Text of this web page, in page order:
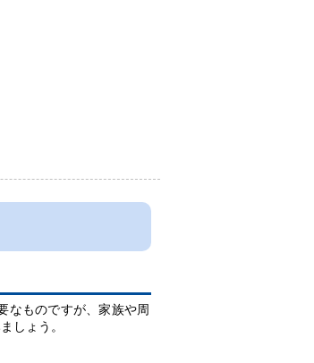
なものですが 、家族や周
しょう。